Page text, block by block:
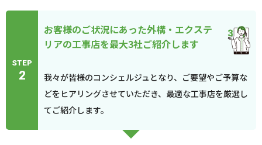
STEP
2
お客様のご状況にあった外構・エクステ
リアの工事店を最大3社ご紹介します
我々が皆様のコンシェルジュとなり、ご要望やご予算な
どをヒアリングさせていただき、最適な工事店を厳選し
てご紹介します。